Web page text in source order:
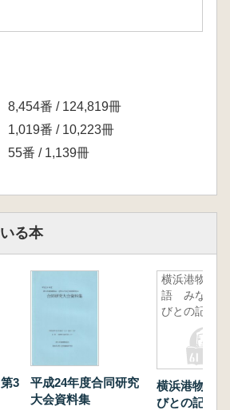
8,454番 / 124,819冊
1,019番 / 10,223冊
55番 / 1,139冊
る本
3
平成24年度合同研究
大会資料集
横浜港物
語 みなと
びとの記
横浜港物語
びとの記